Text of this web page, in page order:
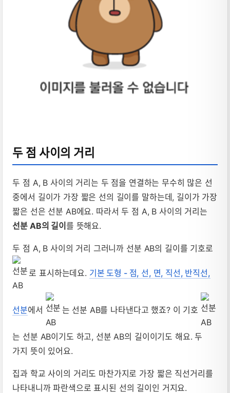
두 점 사이의 거리
두 점 A, B 사이의 거리는 두 점을 연결하는 무수히 많은 선
중에서 길이가 가장 짧은 선의 길이를 말하는데, 길이가 가장
짧은 선은 선분 AB에요. 따라서 두 점 A, B 사이의 거리는
선분 AB의 길이 를 뜻해요.
두 점 A, B 사이의 거리 그러니까 선분 AB의 길이를 기호로
로 표시하는데요. 기본 도형 - 점, 선, 면, 직선, 반직선,
선분에서 는 선분 AB를 나타낸다고 했죠? 이 기호
는 선분 AB이기도 하고, 선분 AB의 길이이기도 해요. 두
가지 뜻이 있어요.
집과 학교 사이의 거리도 마찬가지로 가장 짧은 직선거리를
나타내니까 파란색으로 표시된 선의 길이인 거지요.